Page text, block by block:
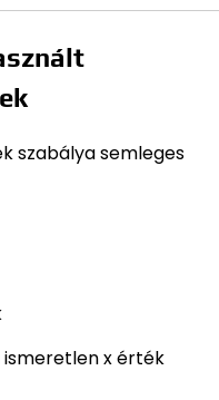
szabálya semleges
ismeretlen x érték